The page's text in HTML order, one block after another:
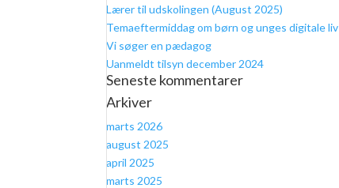
Lærer til udskolingen (August 2025)
Temaeftermiddag om børn og unges digitale liv
Vi søger en pædagog
Uanmeldt tilsyn december 2024
Seneste kommentarer
Arkiver
marts 2026
august 2025
april 2025
marts 2025